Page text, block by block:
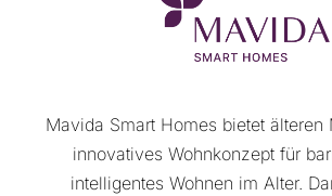
Mavida Smart Homes bietet älteren
innovatives Wohnkonzept für
intelligentes Wohnen im Alter.